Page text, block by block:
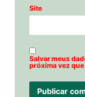
Site
Salvar meus
próxima vez